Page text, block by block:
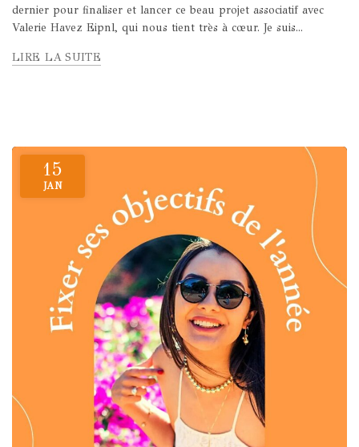
dernier pour finaliser et lancer ce beau projet associatif avec
Valerie Havez Eipnl, qui nous tient très à cœur. Je suis...
LIRE LA SUITE
15
JAN